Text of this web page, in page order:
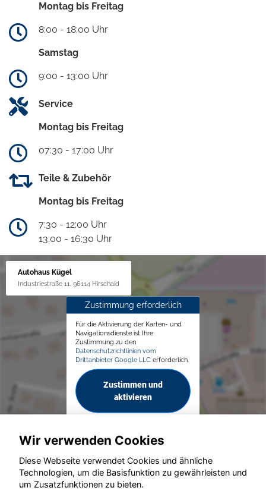
Montag bis Freitag
8:00 - 18:00 Uhr
Samstag
9:00 - 13:00 Uhr
Service
Montag bis Freitag
07:30 - 17:00 Uhr
Teile & Zubehör
Montag bis Freitag
7:30 - 12:00 Uhr
13:00 - 16:30 Uhr
Autohaus Kügel
Industriestraße 11, 96114 Hirschaid
Zustimmung erforderlich
Für die Aktivierung der Karten- und
Navigationsdienste ist Ihre
Zustimmung zu den
Datenschutzrichtlinien vom
Drittanbieter Google LLC erforderlich.
Zustimmen und
aktivieren
© konjunkturmotor.de GmbH 2020 - 2026
Wir verwenden Cookies
Diese Webseite verwendet Cookies und ähnliche
Technologien, um die Basisfunktion zu gewährleisten und
um Zusatzfunktionen zu bieten.